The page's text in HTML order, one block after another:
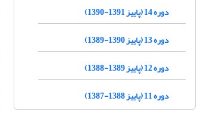
دوره 14 (پاییز 1391-1390)
دوره 13 (پاییز 1390-1389)
دوره 12 (پاییز 1389-1388)
دوره 11 (پاییز 1388-1387)